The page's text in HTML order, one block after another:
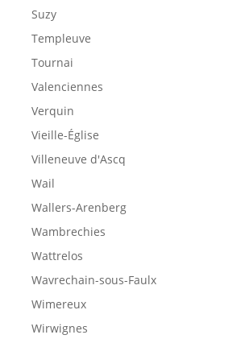
Suzy
Templeuve
Tournai
Valenciennes
Verquin
Vieille-Église
Villeneuve d'Ascq
Wail
Wallers-Arenberg
Wambrechies
Wattrelos
Wavrechain-sous-Faulx
Wimereux
Wirwignes